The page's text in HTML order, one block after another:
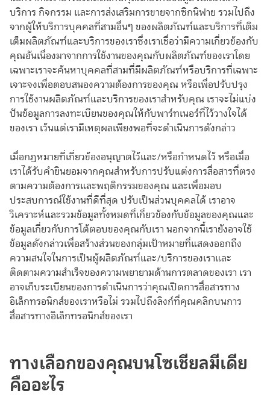
บริการ กิจกรรม และการส่งเสริมการขายจากซิกนิฟาย รวมไปถึง
จากผู้ให้บริการบุคคลที่สามอื่นๆ ของผลิตภัณฑ์และบริการที่เติม
เต็มผลิตภัณฑ์และบริการของเราซึ่งเราเชื่อว่ามีความเกี่ยวข้องกับ
คุณอันเนื่องมาจากการใช้งานของคุณกับผลิตภัณฑ์ของเราโดย
เฉพาะเราจะค้นหาบุคคลที่สามที่มีผลิตภัณฑ์หรือบริการที่เฉพาะ
เจาะจงเพื่อตอบสนองความต้องการของคุณ หรือเพื่อปรับปรุง
การใช้งานผลิตภัณฑ์และบริการของเราสำหรับคุณ เราจะไม่แบ่ง
ปันข้อมูลการลงทะเบียนของคุณให้กับพาร์ทเนอร์ที่ไว้วางใจได้
ของเรา เว้นแต่เรามีเหตุผลเพียงพอที่จะดำเนินการดังกล่าว
เมื่อกฎหมายที่เกี่ยวข้องอนุญาตไว้และ/หรือกำหนดไว้ หรือเมื่อ
เราได้รับคำยินยอมจากคุณสำหรับการปรับแต่งการสื่อสารที่ตรง
ตามความต้องการและพฤติกรรมของคุณ และเพื่อมอบ
ประสบการณ์ใช้งานที่ดีที่สุด ปรับเป็นส่วนบุคคลได้ เราอาจ
วิเคราะห์และรวมข้อมูลทั้งหมดที่เกี่ยวข้องกับข้อมูลของคุณและ
ข้อมูลเกี่ยวกับการโต้ตอบของคุณกับเรา นอกจากนี้เรายังอาจใช้
ข้อมูลดังกล่าวเพื่อสร้างส่วนของกลุ่มเป้าหมายที่แสดงออกถึง
ความสนใจในการเป็นผู้ผลิตภัณฑ์และ/บริการของเราและ
ติดตามความสำเร็จของความพยายามด้านการตลาดของเรา เรา
อาจเก็บระเบียนของการดำเนินการว่าคุณเปิดการสื่อสารทาง
อิเล็กทรอนิกส์ของเราหรือไม่ รวมไปถึงลิงก์ที่คุณคลิกบนการ
สื่อสารทางอิเล็กทรอนิกส์ของเรา
ทางเลือกของคุณบนโซเชียลมีเดีย
คืออะไร